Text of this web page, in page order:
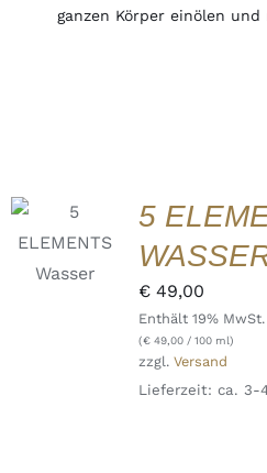
ganzen Körper einölen und
WARENKORB
/
QUICK
5
€49,00
Enthält 19% MwSt.
(€49,00/ 100 ml)
zzgl. Versand
Lieferzeit: ca. 3-